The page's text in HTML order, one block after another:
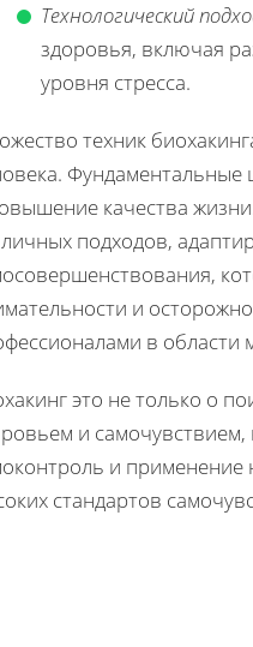
Технологический
здоровья, включая
уровня стресса.
техник
Фундаментальные
качества
подходов,
и
в области
это не только о
и
и применение
стандартов